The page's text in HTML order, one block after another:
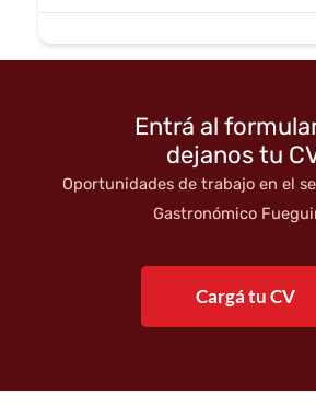
Entrá al
dejanos tu
Oportunidades de trabajo en el
Gastronómico
Cargá tu CV